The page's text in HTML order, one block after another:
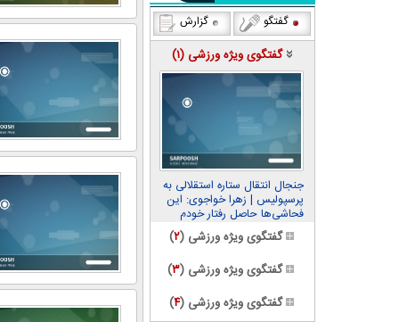
گفتگو
گزارش
گفتگوی ویژه ورزشی (۱)
جنجال انتقال ستاره استقلالی به
پرسپولیس | زهرا خواجوی: این
فحاشی‌ها حاصل رفتار خودم
استگفتگوی ویژه ورزشی (۲)
گفتگوی ویژه ورزشی (۳)
گفتگوی ویژه ورزشی (۴)